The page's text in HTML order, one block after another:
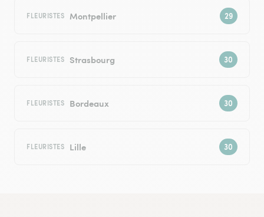
FLEURISTES Montpellier
FLEURISTES Strasbourg
FLEURISTES Bordeaux
FLEURISTES Lille